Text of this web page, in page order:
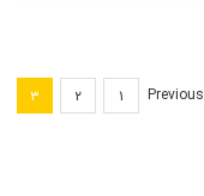
Previous ۱ ۲ ۳